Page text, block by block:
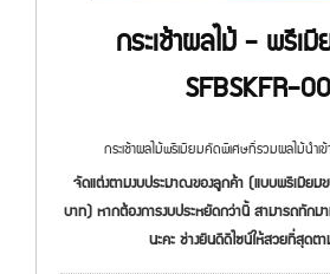
กระเช้าผลไม้ - พรีเ
SFBSKFR-
กระเช้าผลไม้พรีเมียมคัดพิเศษที่รวมผลไม้นำ
จัดแต่งตามงบประมาณของลูกค้า (แบบพรีเมียม
บาท) หากต้องการงบประหยัดกว่านี้ สามารถทักม
นะคะ ช่างยินดีดีไซน์ให้สวยที่สุดตา